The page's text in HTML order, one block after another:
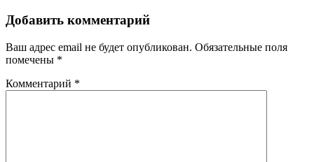
Добавить комментарий
Ваш адрес email не будет опубликован. Обязательные поля
помечены *
Комментарий *